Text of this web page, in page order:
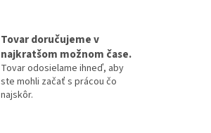
Tovar doručujeme v
najkratšom možnom čase.
Tovar odosielame ihneď, aby
ste mohli začať s prácou čo
najskôr.